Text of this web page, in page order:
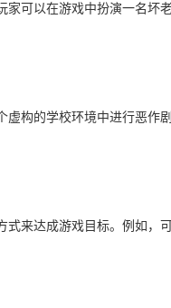
可以在游戏中扮演一名坏
构的学校环境中进行恶作
来达成游戏目标。例如，